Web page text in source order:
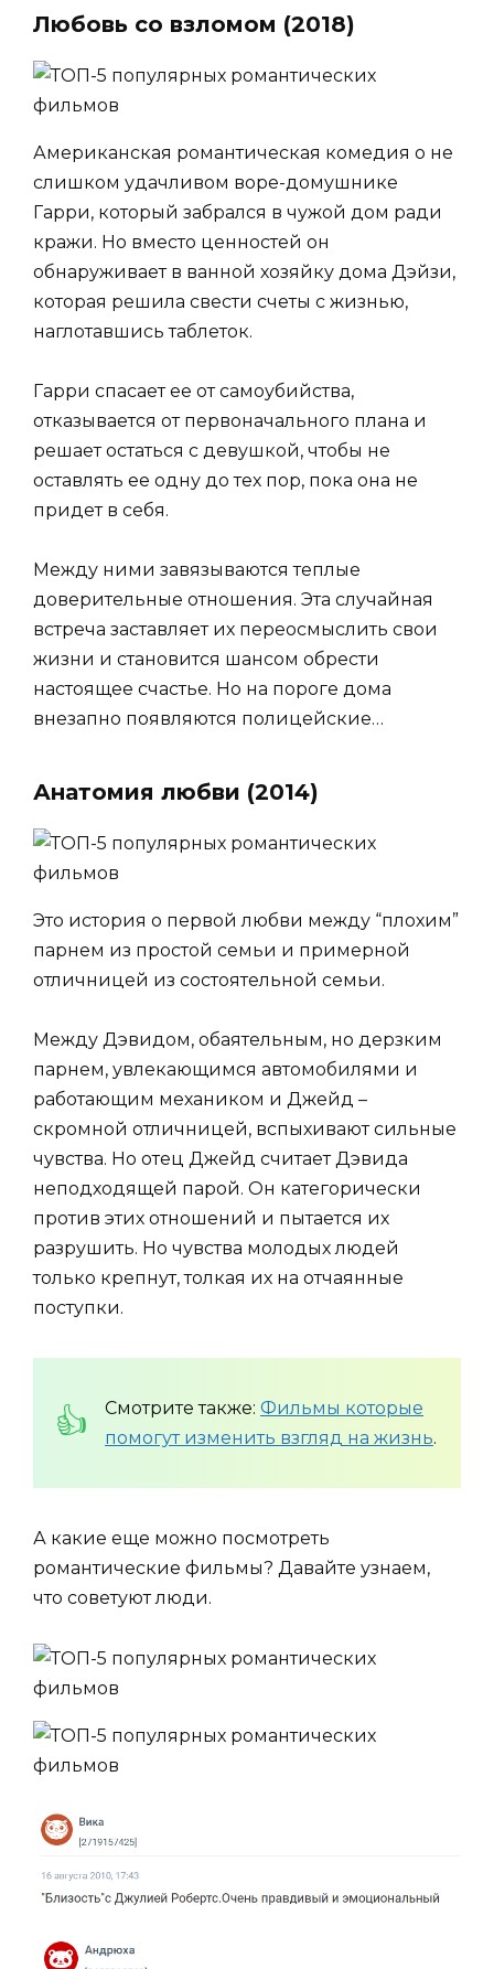
Любовь со взломом (2018)
Американская романтическая комедия о не
слишком удачливом воре-домушнике
Гарри, который забрался в чужой дом ради
кражи. Но вместо ценностей он
обнаруживает в ванной хозяйку дома Дэйзи,
которая решила свести счеты с жизнью,
наглотавшись таблеток.
Гарри спасает ее от самоубийства,
отказывается от первоначального плана и
решает остаться с девушкой, чтобы не
оставлять ее одну до тех пор, пока она не
придет в себя.
Между ними завязываются теплые
доверительные отношения. Эта случайная
встреча заставляет их переосмыслить свои
жизни и становится шансом обрести
настоящее счастье. Но на пороге дома
внезапно появляются полицейские…
Анатомия любви (2014)
Это история о первой любви между “плохим”
парнем из простой семьи и примерной
отличницей из состоятельной семьи.
Между Дэвидом, обаятельным, но дерзким
парнем, увлекающимся автомобилями и
работающим механиком и Джейд –
скромной отличницей, вспыхивают сильные
чувства. Но отец Джейд считает Дэвида
неподходящей парой. Он категорически
против этих отношений и пытается их
разрушить. Но чувства молодых людей
только крепнут, толкая их на отчаянные
поступки.
Смотрите также: Фильмы которые
помогут изменить взгляд на жизнь.
А какие еще можно посмотреть
романтические фильмы? Давайте узнаем,
что советуют люди.